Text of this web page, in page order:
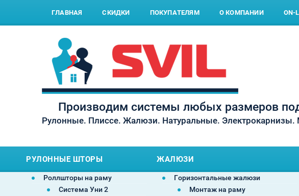
ГЛАВНАЯ СКИДКИ ПОКУПАТЕЛЯМ О КОМПАНИИ ON-
Производим системы любых размеров
Рулонные. Плиссе. Жалюзи. Натуральные. Электрокарнизы.
РУЛОННЫЕ ШТОРЫ
Роллшторы на раму
Система Уни 2
ЖАЛЮЗИ
Горизонтальные жалюзи
Монтаж на раму